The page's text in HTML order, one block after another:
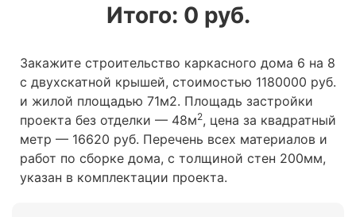
Итого: 0 руб.
Закажите строительство каркасного дома 6 на 8
с двухскатной крышей, стоимостью 1180000 руб.
и жилой площадью 71м2. Площадь застройки
проекта без отделки — 48м2, цена за квадратный
метр — 16620 руб. Перечень всех материалов и
работ по сборке дома, с толщиной стен 200мм,
указан в комплектации проекта.